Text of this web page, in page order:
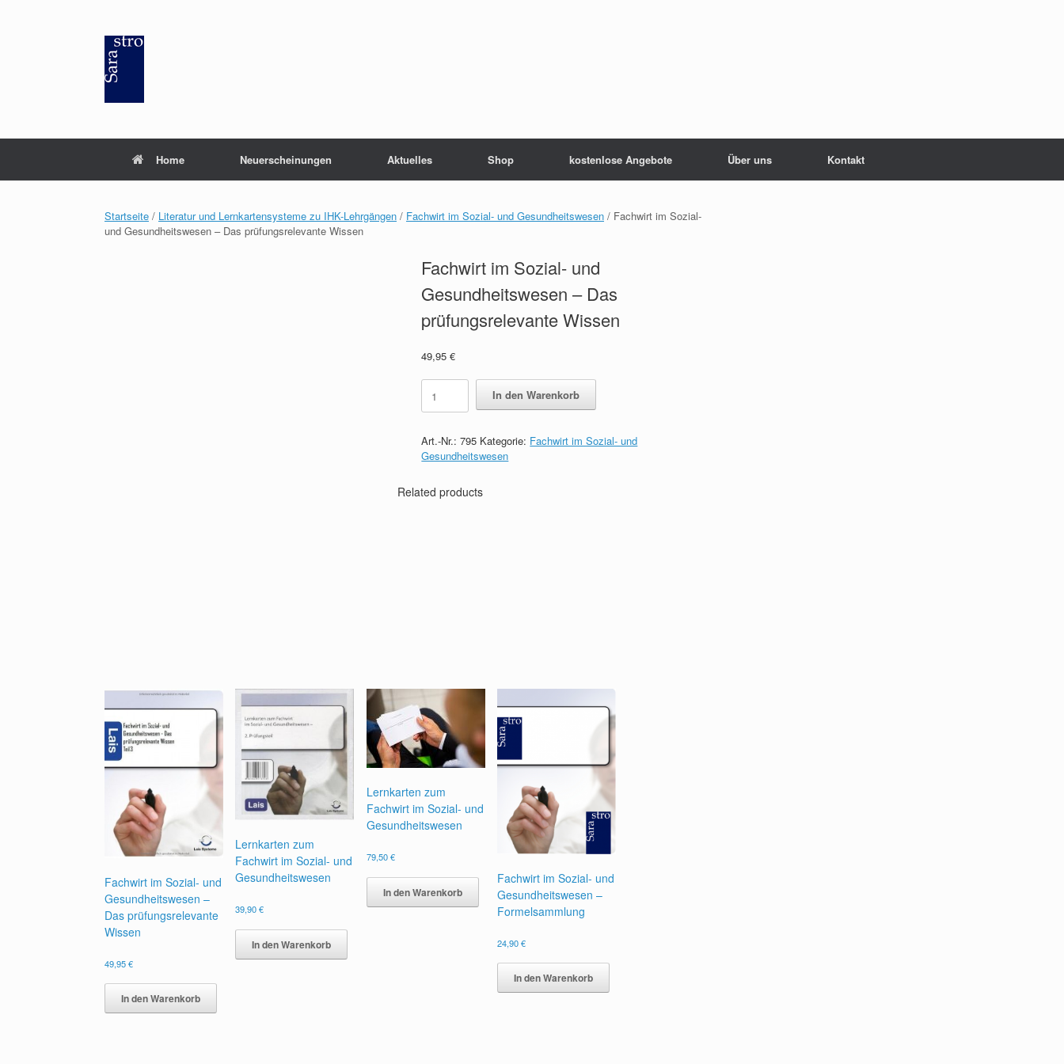
Home Neuerscheinungen Aktuelles Shop kostenlose Angebote Über uns Kontakt
Startseite / Literatur und Lernkartensysteme zu IHK-Lehrgängen / Fachwirt im Sozial- und Gesundheitswesen / Fachwirt im Sozial-
und Gesundheitswesen – Das prüfungsrelevante Wissen
Fachwirt im Sozial- und
Gesundheitswesen – Das
prüfungsrelevante Wissen
49,95€
Fachwirt
Sozial-
Gesundheitswesen
-
prüfungsrelevante
In den Warenkorb
Art.-Nr.:795 Kategorie: Fachwirt im Sozial- und
Gesundheitswesen
Related products
Fachwirt im Sozial- und
Gesundheitswesen –
Das prüfungsrelevante
Wissen
49,95€
In den Warenkorb
Lernkarten zum
Fachwirt im Sozial- und
Gesundheitswesen
39,90€
In den Warenkorb
Lernkarten zum
Fachwirt im Sozial- und
Gesundheitswesen
79,50€
In den Warenkorb
Fachwirt im Sozial- und
Gesundheitswesen –
Formelsammlung
24,90€
In den Warenkorb